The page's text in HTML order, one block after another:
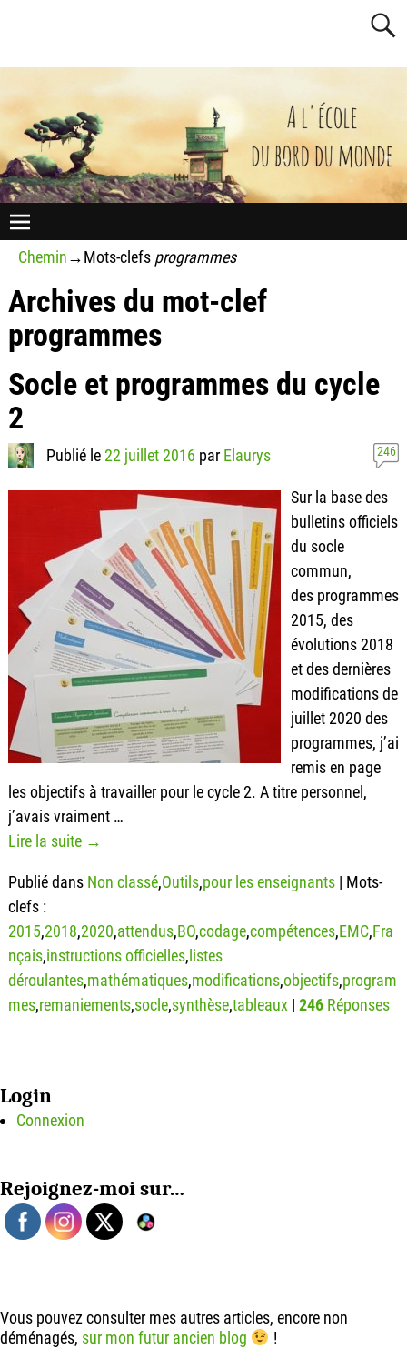
Chemin→Mots-clefs programmes
Archives du mot-clef
programmes
Socle et programmes du cycle
2
Publié le 22 juillet 2016 par Elaurys 246
Sur la base des
bulletins officiels
du socle
commun,
des programmes
2015, des
évolutions 2018
et des dernières
modifications de
juillet 2020 des
programmes, j’ai
remis en page
les objectifs à travailler pour le cycle 2. A titre personnel,
j’avais vraiment …
Lire la suite →
Publié dans Non classé,Outils,pour les enseignants| Mots-
clefs :
2015,2018,2020,attendus,BO,codage,compétences,EMC,Fra
nçais,instructions officielles,listes
déroulantes,mathématiques,modifications,objectifs,program
mes,remaniements,socle,synthèse,tableaux| 246Réponses
Login
Connexion
Rejoignez-moi sur…
Vous pouvez consulter mes autres articles, encore non
déménagés, sur mon futur ancien blog !